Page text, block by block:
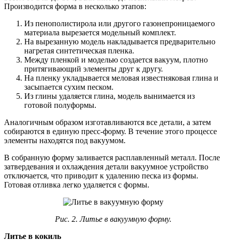
Производится форма в несколько этапов:
Из пенополистирола или другого газонепроницаемого
материала вырезается модельный комплект.
На вырезанную модель накладывается предварительно
нагретая синтетическая пленка.
Между пленкой и моделью создается вакуум, плотно
притягивающий элементы друг к другу.
На пленку укладывается меловая известняковая глина и
засыпается сухим песком.
Из глины удаляется глина, модель вынимается из
готовой полуформы.
Аналогичным образом изготавливаются все детали, а затем
собираются в единую пресс-форму. В течение этого процессе
элементы находятся под вакуумом.
В собранную форму заливается расплавленный металл. После
затвердевания и охлаждения детали вакуумное устройство
отключается, что приводит к удалению песка из формы.
Готовая отливка легко удаляется с формы.
Рис. 2.Литье в вакуумную форму.
Литье в кокиль